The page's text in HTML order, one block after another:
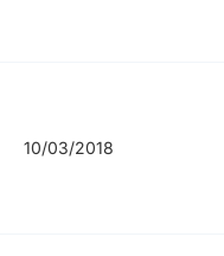
10/03/2018